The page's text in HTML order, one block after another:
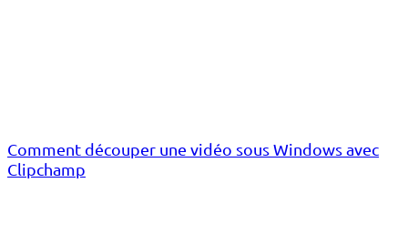
Comment découper une vidéo sous Windows avec
Clipchamp